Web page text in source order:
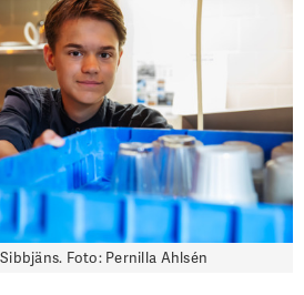
Foto: Pernilla Ahlsén